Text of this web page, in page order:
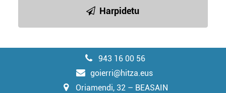
Harpidetu
943 16 00 56
goierri@hitza.eus
Oriamendi, 32 – BEASAIN